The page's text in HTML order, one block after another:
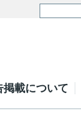
掲載について